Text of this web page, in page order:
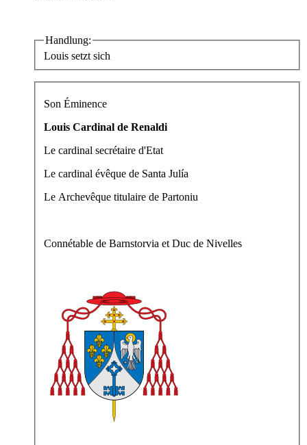
Handlung:
Louis setzt sich
Son Éminence
Louis Cardinal de Renaldi
Le cardinal secrétaire d'Etat
Le cardinal évêque de Santa Julía
Le Archevêque titulaire de Partoniu
Connétable de Barnstorvia et Duc de Nivelles